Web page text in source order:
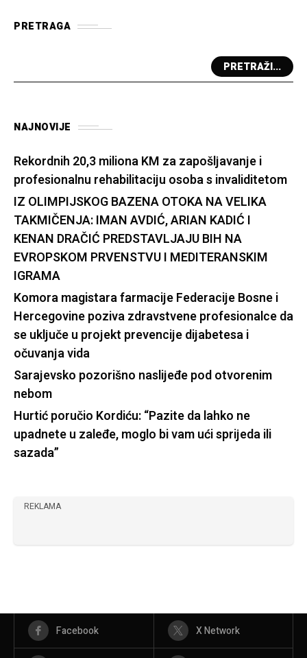
PRETRAGA
PRETRAŽI...
NAJNOVIJE
Rekordnih 20,3 miliona KM za zapošljavanje i
profesionalnu rehabilitaciju osoba s invaliditetom
IZ OLIMPIJSKOG BAZENA OTOKA NA VELIKA
TAKMIČENJA: IMAN AVDIĆ, ARIAN KADIĆ I
KENAN DRAČIĆ PREDSTAVLJAJU BIH NA
EVROPSKOM PRVENSTVU I MEDITERANSKIM
IGRAMA
Komora magistara farmacije Federacije Bosne i
Hercegovine poziva zdravstvene profesionalce da
se uključe u projekt prevencije dijabetesa i
očuvanja vida
Sarajevsko pozorišno naslijeđe pod otvorenim
nebom
Hurtić poručio Kordiću: “Pazite da lahko ne
upadnete u zaleđe, moglo bi vam ući sprijeda ili
sazada”
REKLAMA
Facebook X Network